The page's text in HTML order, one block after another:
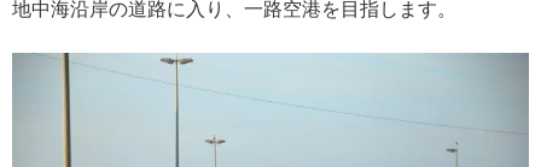
地中海沿岸の道路に入り、一路空港を目指します。